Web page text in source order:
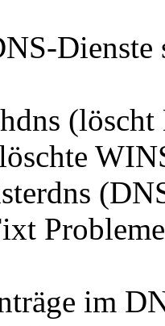
Dienste
(löscht
im